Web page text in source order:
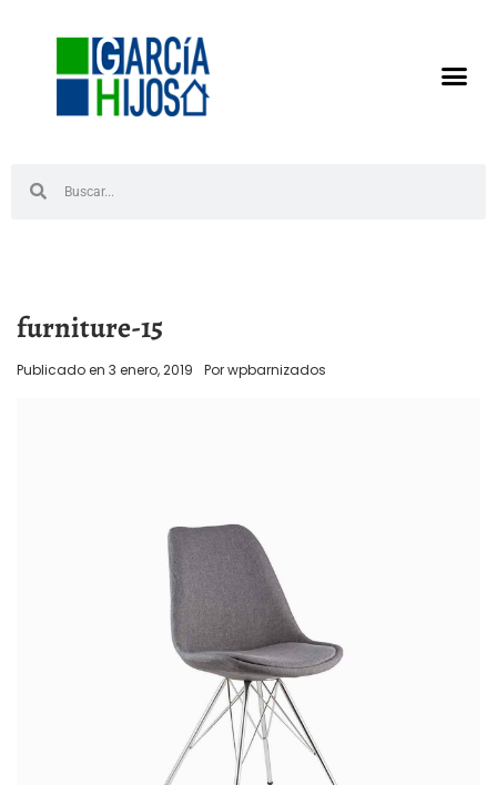
furniture-15
Publicado en 3 enero, 2019 Porwpbarnizados